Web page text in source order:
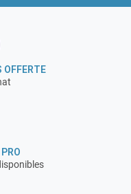
OFFERTE